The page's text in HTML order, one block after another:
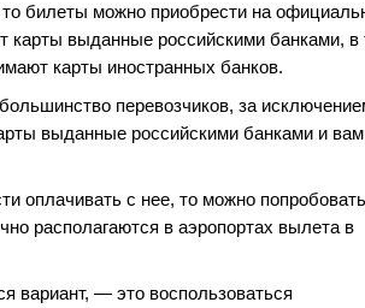
билеты можно приобрести на
карты выданные российскими банками, в
карты иностранных банков.
перевозчиков, за
выданные российскими банками и вам
оплачивать с нее, то можно попробовать
располагаются в аэропортах вылета в
вариант, — это воспользоваться